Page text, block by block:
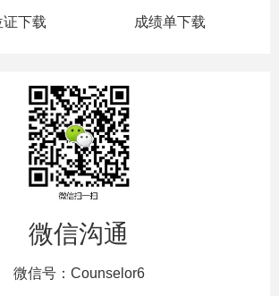
下载 成绩单下载
微信沟通
微信号：Counselor6